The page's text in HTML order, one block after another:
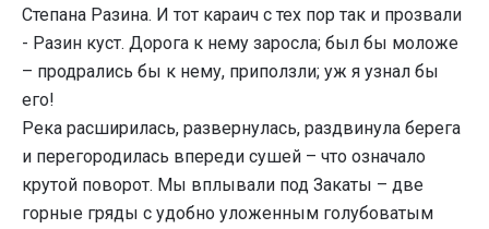
Степана Разина. И тот караич с тех пор так и прозвали
- Разин куст. Дорога к нему заросла; был бы моложе
– продрались бы к нему, приползли; уж я узнал бы
его!
Река расширилась, развернулась, раздвинула берега
и перегородилась впереди сушей – что означало
крутой поворот. Мы вплывали под Закаты – две
горные гряды с удобно уложенным голубоватым